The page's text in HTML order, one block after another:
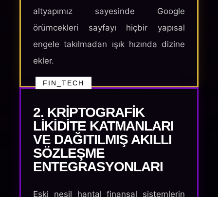
altyapımız sayesinde Google
örümcekleri sayfayı hiçbir yapısal
engele takılmadan ışık hızında dizine
ekler.
FIN_TECH
2. KRIPTOGRAFIK
LIKIDITE KATMANLARI
VE DAĞITILMIŞ AKILLI
SÖZLEŞME
ENTEGRASYONLARI
Eski nesil hantal finansal sistemlerin